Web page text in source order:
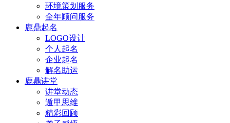
环境策划服务
全年顾问服务
鹿鼎起名
LOGO设计
个人起名
企业起名
解名助运
鹿鼎讲堂
讲堂动态
遁甲思维
精彩回顾